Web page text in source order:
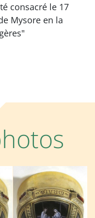
consacré le 17
Mysore en la